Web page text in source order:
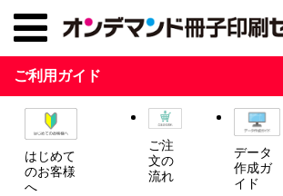
ご利用ガイド
はじめて
のお客様
へ
ご注
文の
流れ
データ
作成ガ
イド